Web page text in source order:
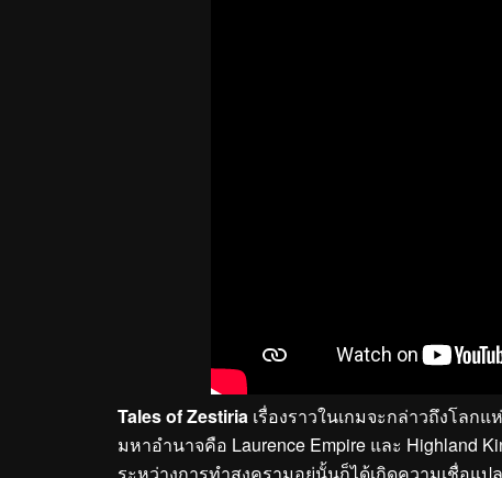
Tales of Zestiria เรื่องราวในเกมจะกล่าวถึงโลก
มหาอำนาจคือ Laurence Empire และ Highland